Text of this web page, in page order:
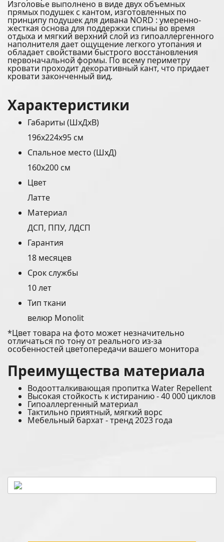
Изголовье выполнено в виде двух объемных
прямых подушек с кантом, изготовленных по
принципу подушек для дивана NORD : умеренно-
жесткая основа для поддержки спины во время
отдыха и мягкий верхний слой из гипоаллергенного
наполнителя дает ощущение легкого утопания и
обладает свойствами быстрого восстановления
первоначальной формы. По всему периметру
кровати проходит декоративный кант, что придает
кровати законченный вид.
Характеристики
Габариты (ШхДхВ)
196x224x95 см
Спальное место (ШхД)
160x200 см
Цвет
Латте
Материал
ДСП, ППУ, ЛДСП
Гарантия
18 месяцев
Срок службы
10 лет
Тип ткани
велюр Monolit
*Цвет товара на фото может незначительно
отличаться по тону от реального из-за
особенностей цветопередачи вашего монитора
Преимущества материала
Водоотталкивающая пропитка Water Repellent
Высокая стойкость к истиранию - 40 000 циклов
Гипоаллергенный материал
Тактильно приятный, мягкий ворс
Мебельный бархат - тренд 2023 года